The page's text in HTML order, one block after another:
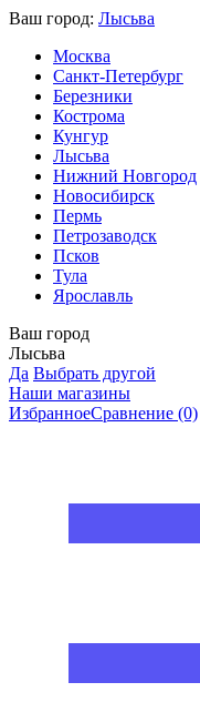
Ваш город: Лысьва
Москва
Санкт-Петербург
Березники
Кострома
Кунгур
Лысьва
Нижний Новгород
Новосибирск
Пермь
Петрозаводск
Псков
Тула
Ярославль
Ваш город
Лысьва
Да Выбрать другой
Наши магазины
ИзбранноеСравнение (0)